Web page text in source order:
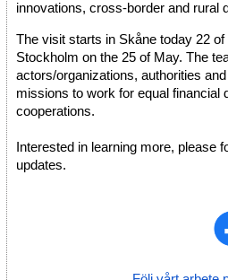
innovations, cross-border and rural
The visit starts in Skåne today 22
Stockholm on the 25 of May. The
actors/organizations, authorities
missions to work for equal financial
cooperations.
Interested in learning more, please
updates.